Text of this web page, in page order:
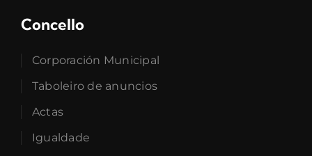
Concello
Corporación Municipal
Taboleiro de anuncios
Actas
Igualdade